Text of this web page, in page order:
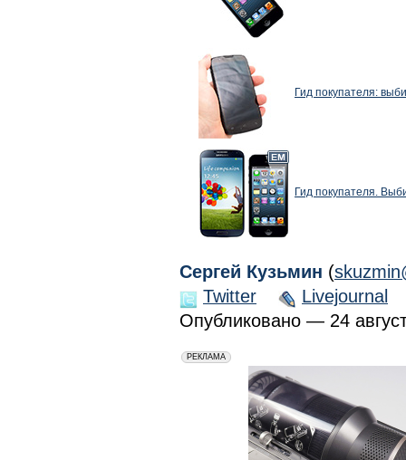
Гид покупателя:
Гид покупателя.
Сергей Кузьмин (
Twitter
Livejournal
Опубликовано — 24
erid: 2VfnxxmNzs5
РЕКЛАМА